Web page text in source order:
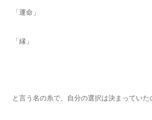
「運命」
「縁」
と言う名の糸で、自分の選択は決まっていた